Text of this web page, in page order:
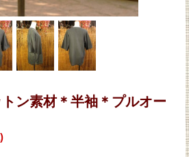
ン素材＊半袖＊プルオー